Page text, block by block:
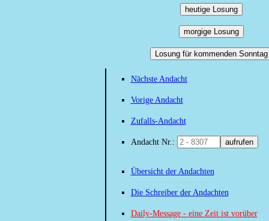
heutige Losung
morgige Losung
Losung für kommenden Sonntag
Nächste Andacht
Vorige Andacht
Zufalls-Andacht
Andacht Nr.: aufrufen
Übersicht der Andachten
Die Schreiber der Andachten
Daily-Message - eine Zeit ist vorüber